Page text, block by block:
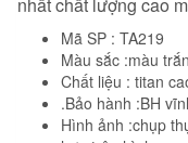
nhất chất lượng cao
Mã SP : TA219
Màu sắc :màu
Chất liệu : titan
.Bảo hành :BH
Hình ảnh :chụp